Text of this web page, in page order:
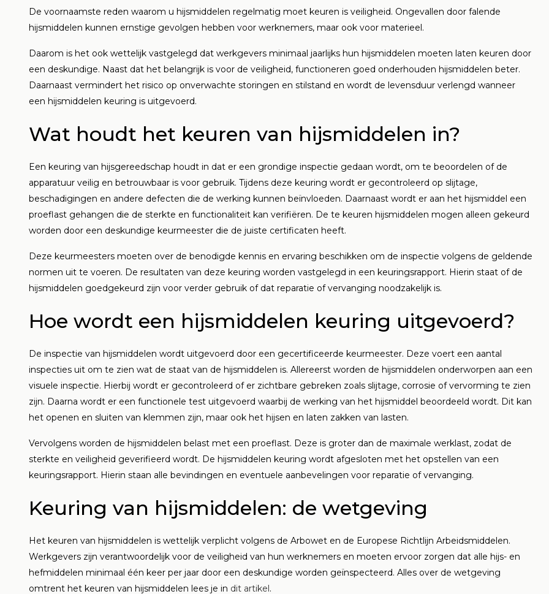
De voornaamste reden waarom u hijsmiddelen regelmatig moet keuren is veiligheid. Ongevallen door falende
hijsmiddelen kunnen ernstige gevolgen hebben voor werknemers, maar ook voor materieel.
Daarom is het ook wettelijk vastgelegd dat werkgevers minimaal jaarlijks hun hijsmiddelen moeten laten keuren door
een deskundige. Naast dat het belangrijk is voor de veiligheid, functioneren goed onderhouden hijsmiddelen beter.
Daarnaast vermindert het risico op onverwachte storingen en stilstand en wordt de levensduur verlengd wanneer
een hijsmiddelen keuring is uitgevoerd.
Wat houdt het keuren van hijsmiddelen in?
Een keuring van hijsgereedschap houdt in dat er een grondige inspectie gedaan wordt, om te beoordelen of de
apparatuur veilig en betrouwbaar is voor gebruik. Tijdens deze keuring wordt er gecontroleerd op slijtage,
beschadigingen en andere defecten die de werking kunnen beïnvloeden. Daarnaast wordt er aan het hijsmiddel een
proeflast gehangen die de sterkte en functionaliteit kan verifiëren. De te keuren hijsmiddelen mogen alleen gekeurd
worden door een deskundige keurmeester die de juiste certificaten heeft.
Deze keurmeesters moeten over de benodigde kennis en ervaring beschikken om de inspectie volgens de geldende
normen uit te voeren. De resultaten van deze keuring worden vastgelegd in een keuringsrapport. Hierin staat of de
hijsmiddelen goedgekeurd zijn voor verder gebruik of dat reparatie of vervanging noodzakelijk is.
Hoe wordt een hijsmiddelen keuring uitgevoerd?
De inspectie van hijsmiddelen wordt uitgevoerd door een gecertificeerde keurmeester. Deze voert een aantal
inspecties uit om te zien wat de staat van de hijsmiddelen is. Allereerst worden de hijsmiddelen onderworpen aan een
visuele inspectie. Hierbij wordt er gecontroleerd of er zichtbare gebreken zoals slijtage, corrosie of vervorming te zien
zijn. Daarna wordt er een functionele test uitgevoerd waarbij de werking van het hijsmiddel beoordeeld wordt. Dit kan
het openen en sluiten van klemmen zijn, maar ook het hijsen en laten zakken van lasten.
Vervolgens worden de hijsmiddelen belast met een proeflast. Deze is groter dan de maximale werklast, zodat de
sterkte en veiligheid geverifieerd wordt. De hijsmiddelen keuring wordt afgesloten met het opstellen van een
keuringsrapport. Hierin staan alle bevindingen en eventuele aanbevelingen voor reparatie of vervanging.
Keuring van hijsmiddelen: de wetgeving
Het keuren van hijsmiddelen is wettelijk verplicht volgens de Arbowet en de Europese Richtlijn Arbeidsmiddelen.
Werkgevers zijn verantwoordelijk voor de veiligheid van hun werknemers en moeten ervoor zorgen dat alle hijs- en
hefmiddelen minimaal één keer per jaar door een deskundige worden geïnspecteerd. Alles over de wetgeving
omtrent het keuren van hijsmiddelen lees je in dit artikel.